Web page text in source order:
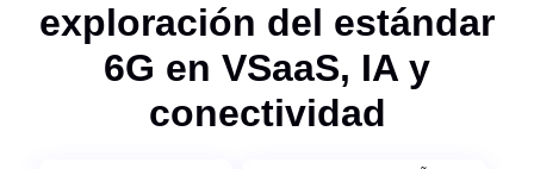
exploración del estándar
6G en VSaaS, IA y
conectividad